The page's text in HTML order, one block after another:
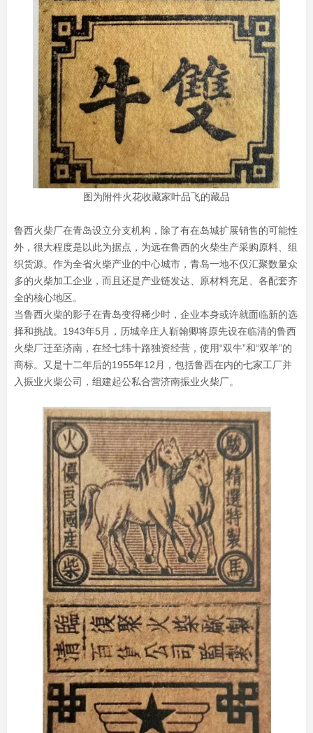
图为附件火花收藏家叶品飞的藏品
鲁西火柴厂在青岛设立分支机构，除了有在岛城扩展销售的可能性
外，很大程度是以此为据点，为远在鲁西的火柴生产采购原料、组
织货源。作为全省火柴产业的中心城市，青岛一地不仅汇聚数量众
多的火柴加工企业，而且还是产业链发达、原材料充足、各配套齐
全的核心地区。
当鲁西火柴的影子在青岛变得稀少时，企业本身或许就面临新的选
择和挑战。1943年5月，历城辛庄人靳翰卿将原先设在临清的鲁西
火柴厂迁至济南，在经七纬十路独资经营，使用“双牛”和“双羊”的
商标。又是十二年后的1955年12月，包括鲁西在内的七家工厂并
入振业火柴公司，组建起公私合营济南振业火柴厂。